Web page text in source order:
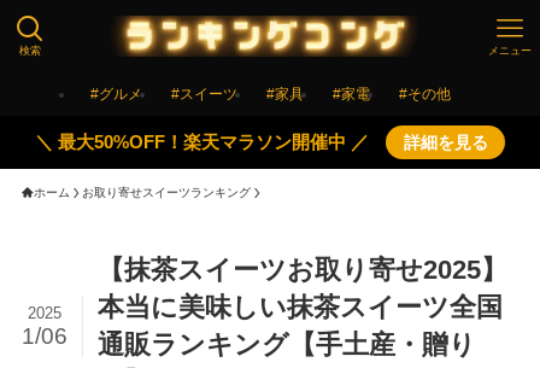
検索 メニュー
#グルメ #スイーツ #家具 #家電 #その他
＼ 最大50%OFF！楽天マラソン開催中 ／ 詳細を見る
ホーム お取り寄せスイーツランキング
【抹茶スイーツお取り寄せ2025】
本当に美味しい抹茶スイーツ全国
通販ランキング【手土産・贈り
2025
1/06